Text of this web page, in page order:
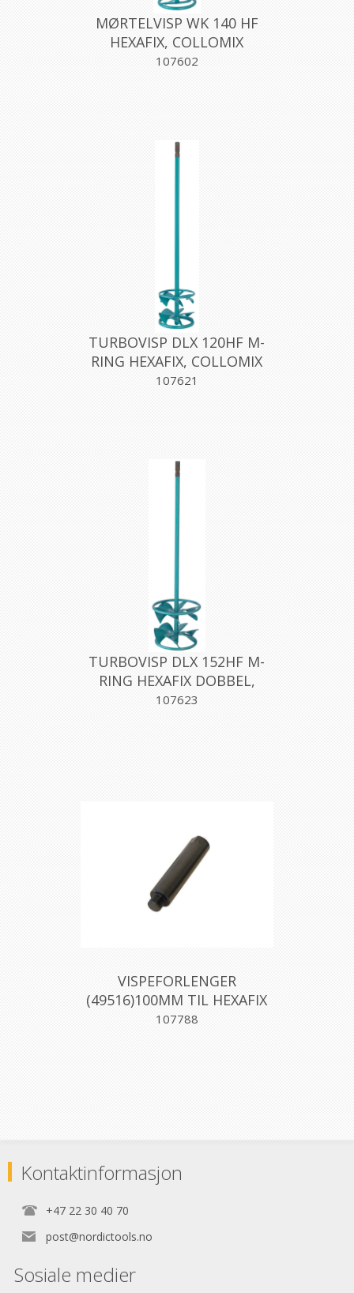
MØRTELVISP WK 140 HF
HEXAFIX, COLLOMIX
107602
TURBOVISP DLX 120HF M-
RING HEXAFIX, COLLOMIX
107621
TURBOVISP DLX 152HF M-
RING HEXAFIX DOBBEL,
COLLOMIX
107623
VISPEFORLENGER
(49516)100MM TIL HEXAFIX
VISPERCOLLOMIX
107788
Kontaktinformasjon
+47 22 30 40 70
post@nordictools.no
Sosiale medier